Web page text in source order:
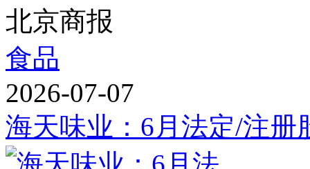
北京商报
食品
2026-07-07
海天味业：6月法定/注册